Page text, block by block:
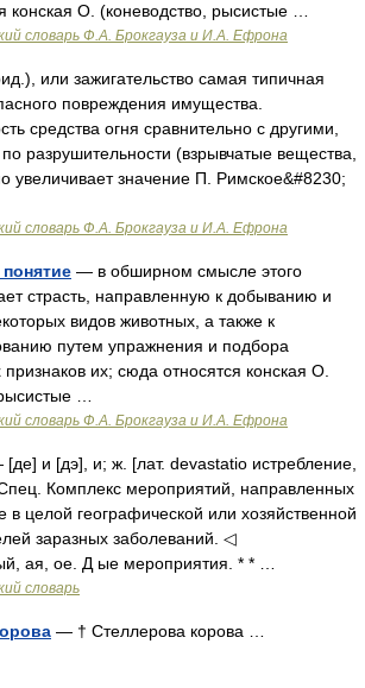
конская О. (коневодство, рысистые …
словарь Ф.А. Брокгауза и И.А. Ефрона
или зажигательство самая типичная
повреждения имущества.
средства огня сравнительно с другими,
разрушительности (взрывчатые вещества,
увеличивает значение П. Римское&#8230;
словарь Ф.А. Брокгауза и И.А. Ефрона
— в обширном смысле этого
страсть, направленную к добыванию и
видов животных, а также к
путем упражнения и подбора
их; сюда относятся конская О.
…
словарь Ф.А. Брокгауза и И.А. Ефрона
и [дэ], и; ж. [лат. devastatio истребление,
Комплекс мероприятий, направленных
в целой географической или хозяйственной
заразных заболеваний. ◁
ая, ое. Д ые мероприятия. * * …
словарь
— † Стеллерова корова …